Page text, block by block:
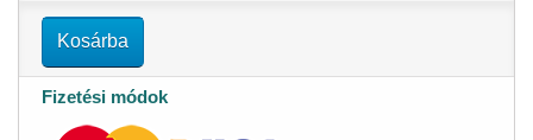
Kosárba
Fizetési módok